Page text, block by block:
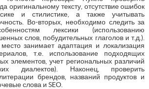
оригинальному тексту, отсутствие ошибок
и стилистике, а также учитывать
Во-вторых, необходимо следить за
лексики (использованию
слов, побудительных глаголов и т.д.).
занимает адаптация и локализация
т.е. использование подходящих
элементов, учет региональных различий
диалектов). Наконец, проверить
брендов, названий продуктов и
слова и SEO.